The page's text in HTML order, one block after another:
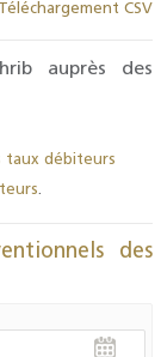
Téléchargement CSV
auprès des
taux débiteurs
.
des